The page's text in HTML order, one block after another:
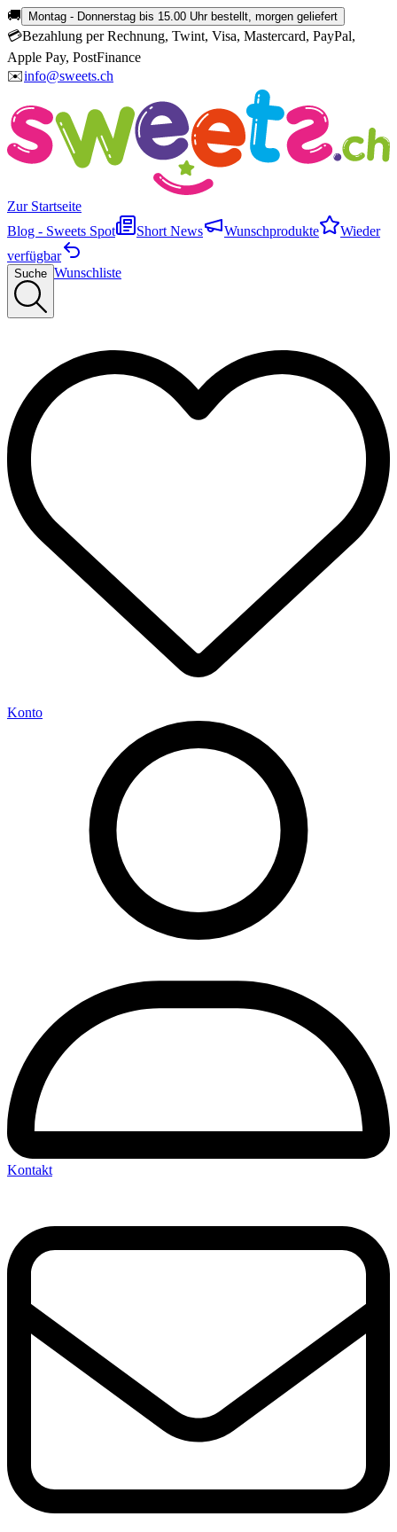
🚚 Montag - Donnerstag bis 15.00 Uhr bestellt, morgen geliefert
💳Bezahlung per Rechnung, Twint, Visa, Mastercard, PayPal,
Apple Pay, PostFinance
✉️info@sweets.ch
Zur Startseite
Blog - Sweets Spot
Short News Wunschprodukte
Wieder
verfügbar
Suche Wunschliste
Konto
Kontakt